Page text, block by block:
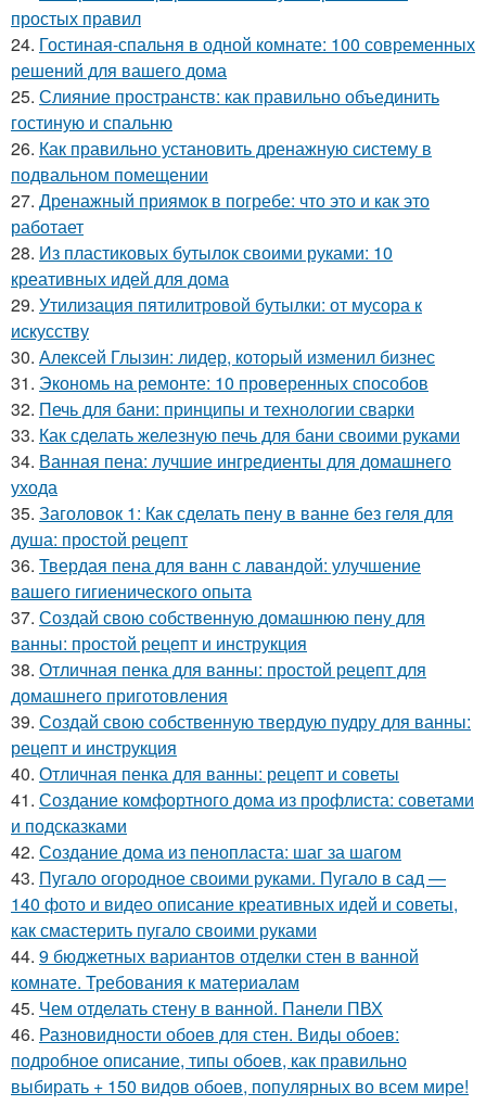
простых правил
24. Гостиная-спальня в одной комнате: 100 современных
решений для вашего дома
25. Слияние пространств: как правильно объединить
гостиную и спальню
26. Как правильно установить дренажную систему в
подвальном помещении
27. Дренажный приямок в погребе: что это и как это
работает
28. Из пластиковых бутылок своими руками: 10
креативных идей для дома
29. Утилизация пятилитровой бутылки: от мусора к
искусству
30. Алексей Глызин: лидер, который изменил бизнес
31. Экономь на ремонте: 10 проверенных способов
32. Печь для бани: принципы и технологии сварки
33. Как сделать железную печь для бани своими руками
34. Ванная пена: лучшие ингредиенты для домашнего
ухода
35. Заголовок 1: Как сделать пену в ванне без геля для
душа: простой рецепт
36. Твердая пена для ванн с лавандой: улучшение
вашего гигиенического опыта
37. Создай свою собственную домашнюю пену для
ванны: простой рецепт и инструкция
38. Отличная пенка для ванны: простой рецепт для
домашнего приготовления
39. Создай свою собственную твердую пудру для ванны:
рецепт и инструкция
40. Отличная пенка для ванны: рецепт и советы
41. Создание комфортного дома из профлиста: советами
и подсказками
42. Создание дома из пенопласта: шаг за шагом
43. Пугало огородное своими руками. Пугало в сад —
140 фото и видео описание креативных идей и советы,
как смастерить пугало своими руками
44. 9 бюджетных вариантов отделки стен в ванной
комнате. Требования к материалам
45. Чем отделать стену в ванной. Панели ПВХ
46. Разновидности обоев для стен. Виды обоев:
подробное описание, типы обоев, как правильно
выбирать + 150 видов обоев, популярных во всем мире!